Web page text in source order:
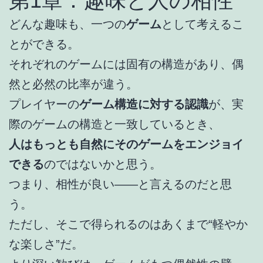
どんな趣味も、一つのゲームとして考えるこ
とができる。
それぞれのゲームには固有の構造があり、偶
然と必然の比率が違う。
プレイヤーのゲーム構造に対する認識が、実
際のゲームの構造と一致しているとき、
人はもっとも自然にそのゲームをエンジョイ
できるのではないかと思う。
つまり、相性が良い――と言えるのだと思
う。
ただし、そこで得られるのはあくまで“軽やか
な楽しさ”だ。